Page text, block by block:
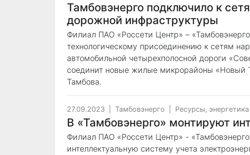
Тамбовэнерго подключило к
дорожной инфраструктуры
Филиал ПАО «Россети Центр» –
технологическому присоединению к сетям
автомобильной четырехполосной дороги
соединит новые жилые микрорайоны «Новый
Тамбова.
27.09.2023 Тамбовэнерго Ресурсы, энергетика
В «Тамбовэнерго» монтируют
Филиал ПАО «Россети Центр» -
интеллектуальную систему учета